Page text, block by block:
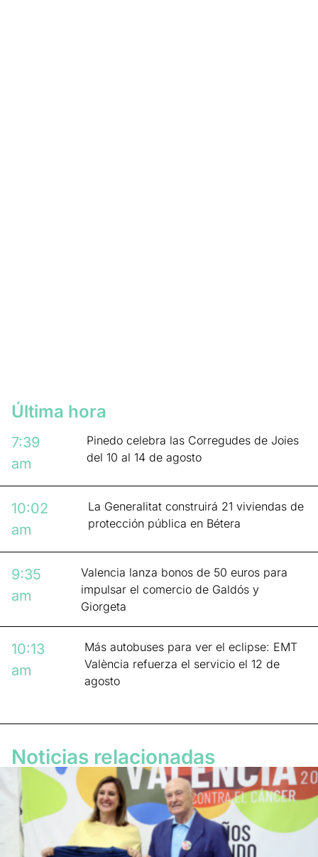
Última hora
7:39
am
Pinedo celebra las Corregudes de Joies
del 10 al 14 de agosto
10:02
am
La Generalitat construirá 21 viviendas de
protección pública en Bétera
9:35
am
Valencia lanza bonos de 50 euros para
impulsar el comercio de Galdós y
Giorgeta
10:13
am
Más autobuses para ver el eclipse: EMT
València refuerza el servicio el 12 de
agosto
Noticias relacionadas